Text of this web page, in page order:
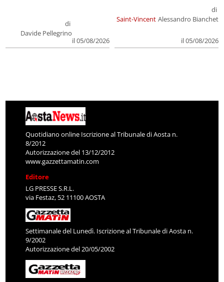
di
Davide Pellegrino
il 05/08/2026
Saint-Vincent
di
Alessandro Bianchet
il 05/08/2026
Quotidiano online Iscrizione al Tribunale di Aosta n.
8/2012
Autorizzazione del 13/12/2012
www.gazzettamatin.com
Editore
LG PRESSE S.R.L.
via Festaz, 52 11100 AOSTA
Settimanale del Lunedì. Iscrizione al Tribunale di Aosta n.
9/2002
Autorizzazione del 20/05/2002